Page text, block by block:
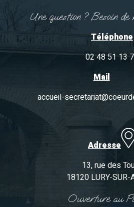
Une question ? Besoin de
Téléphone
02 48 51 13
Mail
accueil-
Adresse
13, rue des
18120 LURY-SUR-
Ouverture au